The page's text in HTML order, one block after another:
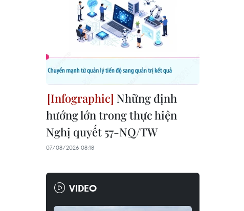
Những định
hướng lớn trong thực hiện
Nghị quyết 57-NQ/TW
07/08/2026 08:18
VIDEO